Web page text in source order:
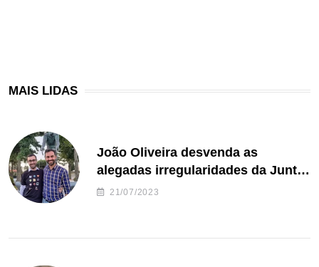
MAIS LIDAS
João Oliveira desvenda as
alegadas irregularidades da Junta
de Freguesia S. João de Ver
21/07/2023